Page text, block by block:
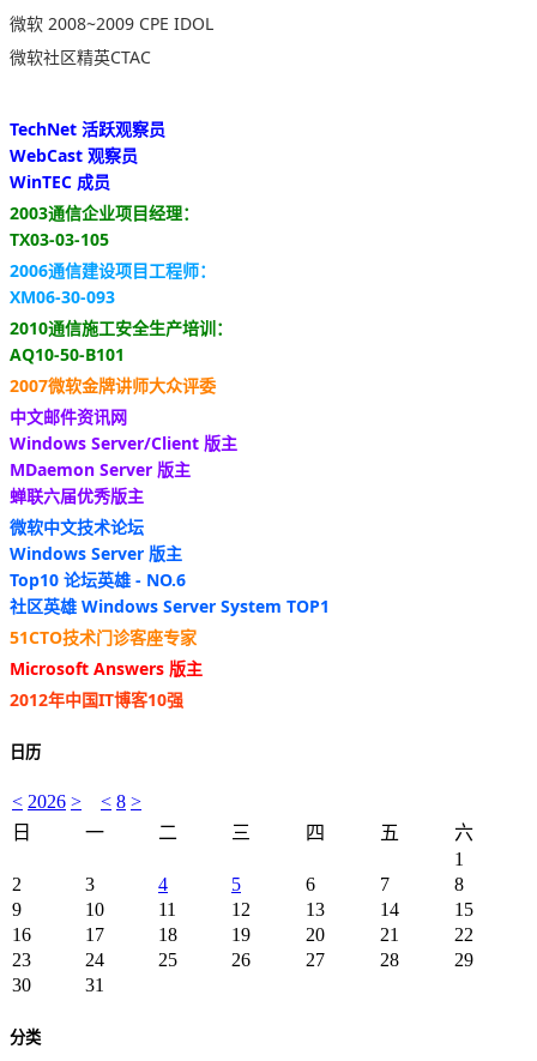
微软 2008~2009 CPE IDOL
微软社区精英CTAC
TechNet 活跃观察员
WebCast 观察员
WinTEC 成员
2003通信企业项目经理：
TX03-03-105
2006通信建设项目工程师：
XM06-30-093
2010通信施工安全生产培训：
AQ10-50-B101
2007微软金牌讲师大众评委
中文邮件资讯网
Windows Server/Client 版主
MDaemon Server 版主
蝉联六届优秀版主
微软中文技术论坛
Windows Server 版主
Top10 论坛英雄 - NO.6
社区英雄 Windows Server System TOP1
51CTO技术门诊客座专家
Microsoft Answers 版主
2012年中国IT博客10强
日历
< 2026 > < 8 >
日
一 二 三 四 五
六
1
2
3 4 5 6 7
8
9
10 11 12 13 14
15
16
17 18 19 20 21
22
23
24 25 26 27 28
29
30
31
分类